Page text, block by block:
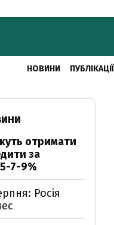
НОВИНИ ПУБЛІКАЦІЇ
отримати
за
7-9%
Росія